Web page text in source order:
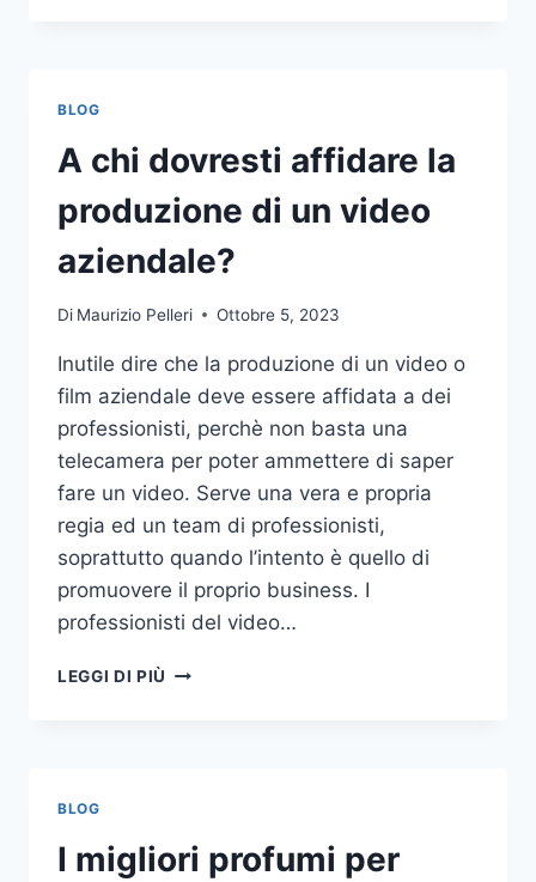
NELLE
SCOMMESSE
SPORTIVE
ONLINE
BLOG
A chi dovresti affidare la
produzione di un video
aziendale?
Di Maurizio Pelleri Ottobre 5, 2023
Inutile dire che la produzione di un video o
film aziendale deve essere affidata a dei
professionisti, perchè non basta una
telecamera per poter ammettere di saper
fare un video. Serve una vera e propria
regia ed un team di professionisti,
soprattutto quando l’intento è quello di
promuovere il proprio business. I
professionisti del video…
LEGGI DI PIÙ
VIDEO
BLOG
I migliori profumi per